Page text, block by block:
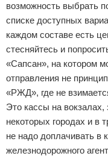
возможность выбрать
списке доступных
каждом составе есть
стесняйтесь и
«Сапсан», на котором
отправления не
«РЖД», где не
Это кассы на
некоторых городах и в
не надо доплачивать в
железнодорожного